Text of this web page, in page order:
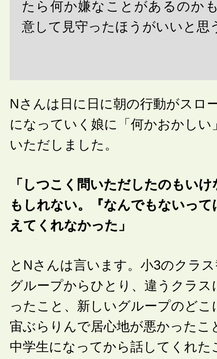
たら何か嫌なことがあるのか
意して見守ったほうがいいと思
Nさんは日に日に朝の行動がスロ
になっていく娘に「何かおかしい
いただしました。
「しつこく問いただしたのもい
もしれない。『なんでもないって
えてくれなかった」
とNさんは言います。小3のクラ
グループからひとり、違うクラス
ったこと、新しいグループのどこ
宙ぶらりんで居心地が悪かったこ
中学生になってから話してくれた